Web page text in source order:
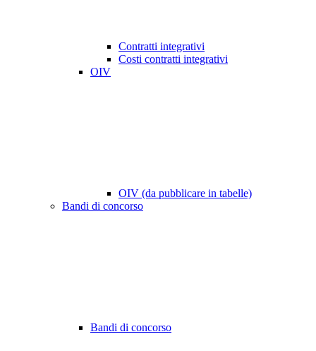
Contratti integrativi
Costi contratti integrativi
OIV
OIV (da pubblicare in tabelle)
Bandi di concorso
Bandi di concorso